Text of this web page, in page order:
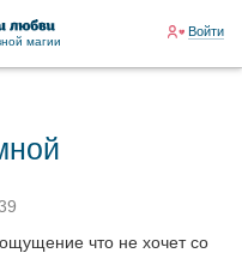
магии
Войти
что не хочет со